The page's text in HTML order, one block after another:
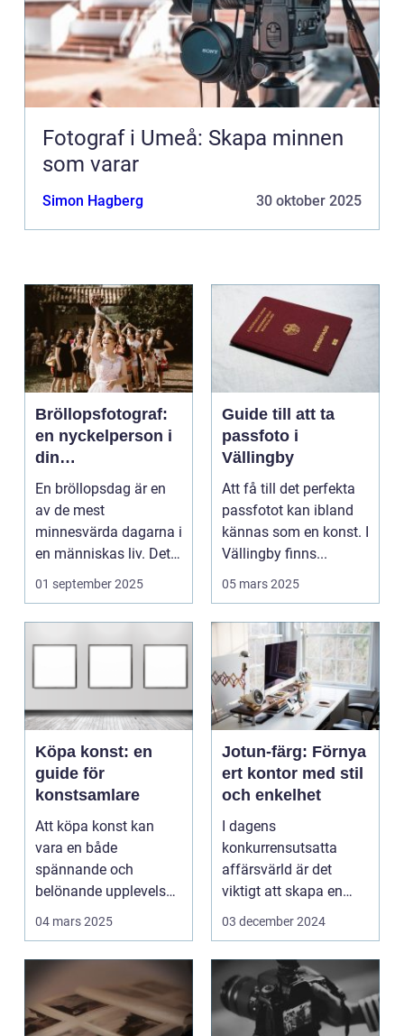
Fotograf i Umeå: Skapa minnen
som varar
Simon Hagberg 30 oktober 2025
Bröllopsfotograf:
en nyckelperson i
din
bröllopsberättelse
En bröllopsdag är en
av de mest
minnesvärda dagarna i
en människas liv. Det
&aum...
01 september 2025
Guide till att ta
passfoto i
Vällingby
Att få till det perfekta
passfotot kan ibland
kännas som en konst. I
Vällingby finns...
05 mars 2025
Köpa konst: en
guide för
konstsamlare
Att köpa konst kan
vara en både
spännande och
belönande upplevelse.
Det handlar...
04 mars 2025
Jotun-färg: Förnya
ert kontor med stil
och enkelhet
I dagens
konkurrensutsatta
affärsvärld är det
viktigt att skapa en
arbetsmiljö s...
03 december 2024